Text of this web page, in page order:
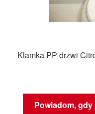
Klamka PP drzwi
Powiadom,